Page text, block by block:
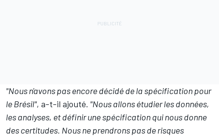
"Nous n'avons pas encore décidé de la spécification pour
le Brésil", a-t-il ajouté. "Nous allons étudier les données,
les analyses, et définir une spécification qui nous donne
des certitudes. Nous ne prendrons pas de risques